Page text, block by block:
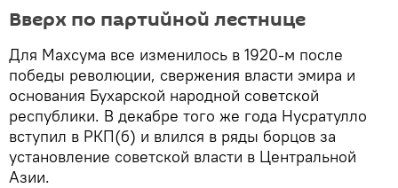
Вверх по партийной лестнице
Для Махсума все изменилось в 1920-м после
победы революции, свержения власти эмира и
основания Бухарской народной советской
республики. В декабре того же года Нусратулло
вступил в РКП(б) и влился в ряды борцов за
установление советской власти в Центральной
Азии.